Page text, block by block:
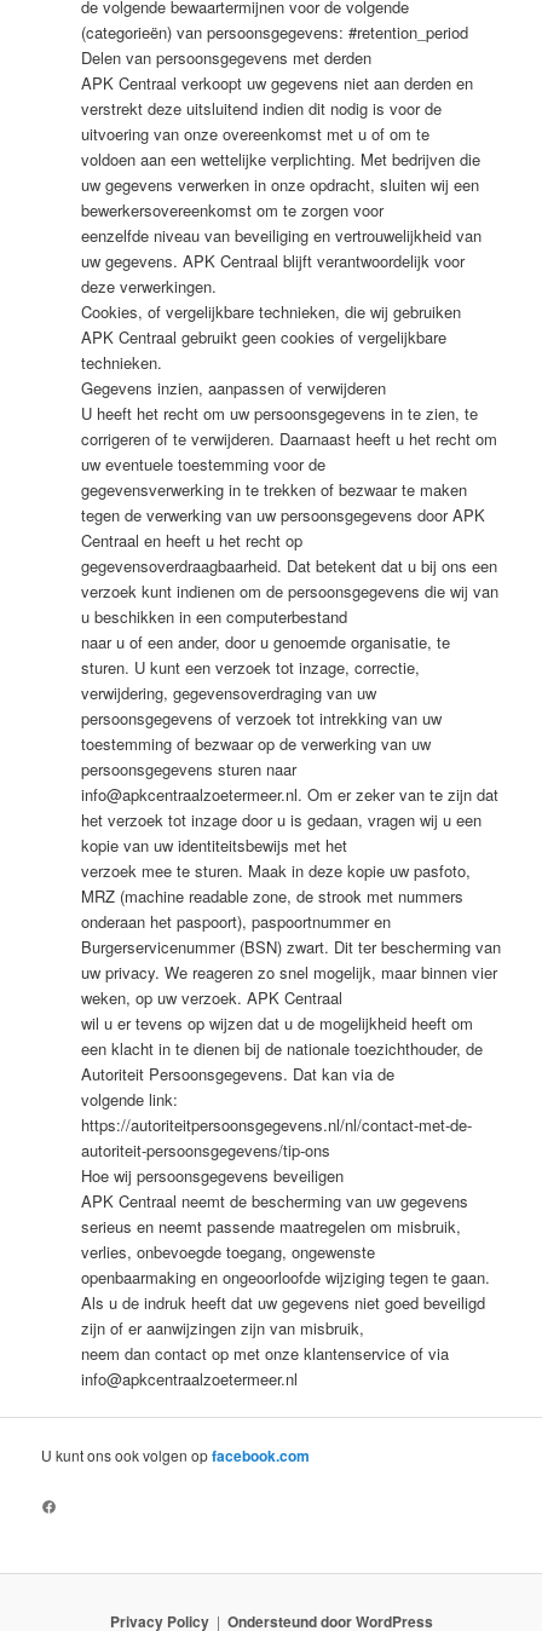
de volgende bewaartermijnen voor de volgende
(categorieën) van persoonsgegevens: #retention_period
Delen van persoonsgegevens met derden
APK Centraal verkoopt uw gegevens niet aan derden en
verstrekt deze uitsluitend indien dit nodig is voor de
uitvoering van onze overeenkomst met u of om te
voldoen aan een wettelijke verplichting. Met bedrijven die
uw gegevens verwerken in onze opdracht, sluiten wij een
bewerkersovereenkomst om te zorgen voor
eenzelfde niveau van beveiliging en vertrouwelijkheid van
uw gegevens. APK Centraal blijft verantwoordelijk voor
deze verwerkingen.
Cookies, of vergelijkbare technieken, die wij gebruiken
APK Centraal gebruikt geen cookies of vergelijkbare
technieken.
Gegevens inzien, aanpassen of verwijderen
U heeft het recht om uw persoonsgegevens in te zien, te
corrigeren of te verwijderen. Daarnaast heeft u het recht om
uw eventuele toestemming voor de
gegevensverwerking in te trekken of bezwaar te maken
tegen de verwerking van uw persoonsgegevens door APK
Centraal en heeft u het recht op
gegevensoverdraagbaarheid. Dat betekent dat u bij ons een
verzoek kunt indienen om de persoonsgegevens die wij van
u beschikken in een computerbestand
naar u of een ander, door u genoemde organisatie, te
sturen. U kunt een verzoek tot inzage, correctie,
verwijdering, gegevensoverdraging van uw
persoonsgegevens of verzoek tot intrekking van uw
toestemming of bezwaar op de verwerking van uw
persoonsgegevens sturen naar
info@apkcentraalzoetermeer.nl. Om er zeker van te zijn dat
het verzoek tot inzage door u is gedaan, vragen wij u een
kopie van uw identiteitsbewijs met het
verzoek mee te sturen. Maak in deze kopie uw pasfoto,
MRZ (machine readable zone, de strook met nummers
onderaan het paspoort), paspoortnummer en
Burgerservicenummer (BSN) zwart. Dit ter bescherming van
uw privacy. We reageren zo snel mogelijk, maar binnen vier
weken, op uw verzoek. APK Centraal
wil u er tevens op wijzen dat u de mogelijkheid heeft om
een klacht in te dienen bij de nationale toezichthouder, de
Autoriteit Persoonsgegevens. Dat kan via de
volgende link:
https://autoriteitpersoonsgegevens.nl/nl/contact-met-de-
autoriteit-persoonsgegevens/tip-ons
Hoe wij persoonsgegevens beveiligen
APK Centraal neemt de bescherming van uw gegevens
serieus en neemt passende maatregelen om misbruik,
verlies, onbevoegde toegang, ongewenste
openbaarmaking en ongeoorloofde wijziging tegen te gaan.
Als u de indruk heeft dat uw gegevens niet goed beveiligd
zijn of er aanwijzingen zijn van misbruik,
neem dan contact op met onze klantenservice of via
info@apkcentraalzoetermeer.nl
U kunt ons ook volgen opfacebook.com
https://www.facebook.com/APK-Centraal-111828614720199
Privacy Policy Ondersteund door WordPress